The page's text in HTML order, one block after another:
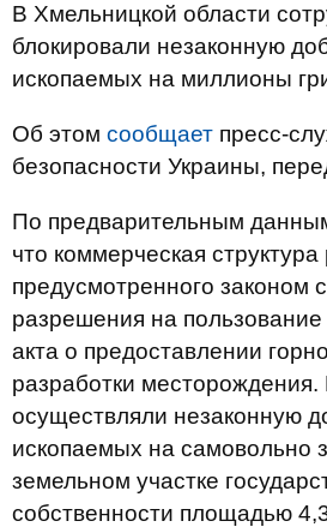
В Хмельницкой области
блокировали незаконную
ископаемых на миллионы
Об этом сообщает пресс-
безопасности Украины,
По предварительным
что коммерческая
предусмотренного законом
разрешения на
акта о предоставлении
разработки
осуществляли незаконную
ископаемых на самовольно
земельном участке
собственности площадью